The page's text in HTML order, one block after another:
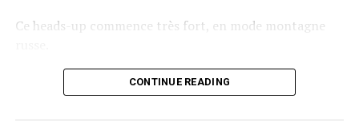
Ce heads-up commence très fort, en mode montagne
Le champagne va réchauffer si les deux finalistes ne se décident pas !
CONTINUE READING